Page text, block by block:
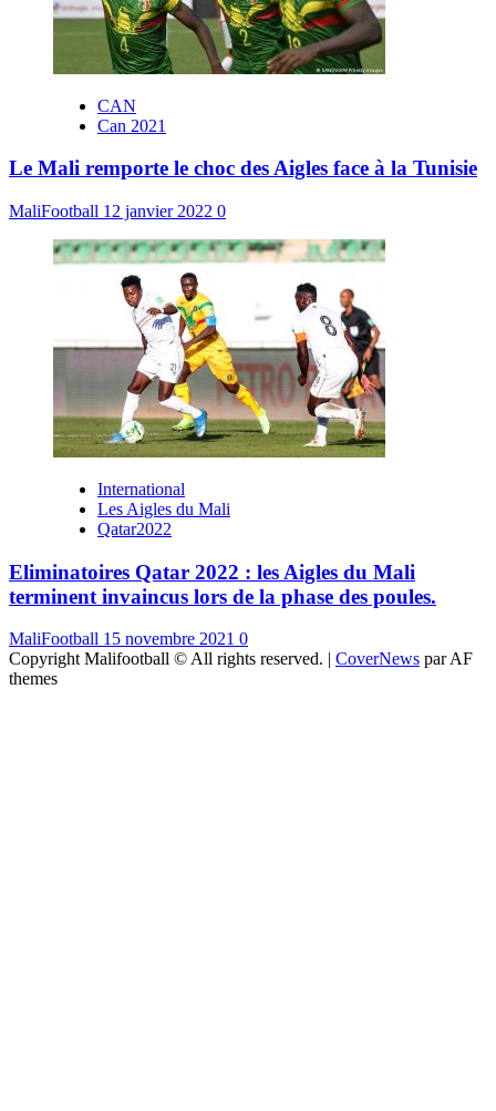
CAN
Can 2021
Le Mali remporte le choc des Aigles face à la Tunisie
MaliFootball 12 janvier 2022 0
International
Les Aigles du Mali
Qatar2022
Eliminatoires Qatar 2022 : les Aigles du Mali
terminent invaincus lors de la phase des poules.
MaliFootball 15 novembre 2021 0
Copyright Malifootball © All rights reserved. | CoverNews par AF
themes